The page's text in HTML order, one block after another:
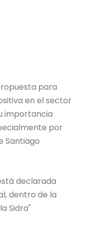
para
en el sector
importancia
por
Santiago
declarada
dentro de la
Sidra"